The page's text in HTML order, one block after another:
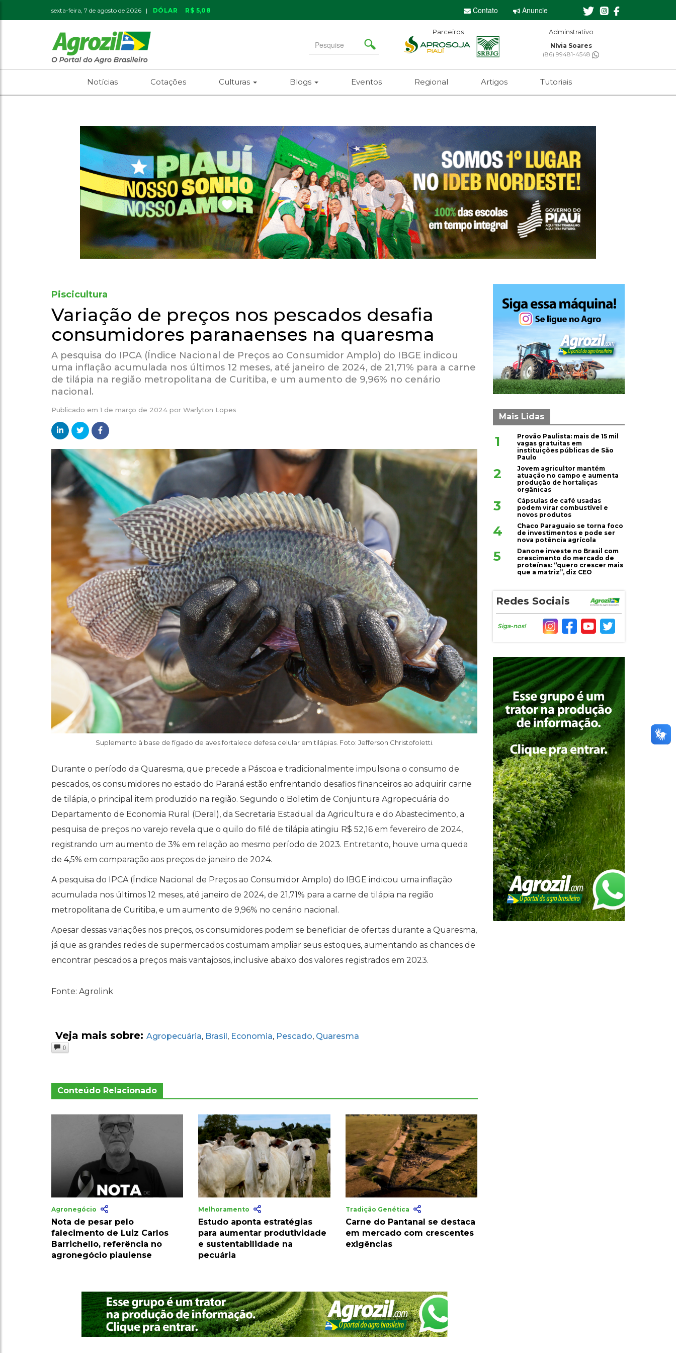
sexta-feira, 7 de agosto de 2026 | DÓLAR R$ 5,08 Contato Anuncie
Search
for
Parceiros Editor-chefe
Sebastian Eugênio
(61) 99650-2473
Adminstrativo
Nívia Soares
(86) 99481-4548
Notícias Cotações Culturas Blogs Eventos Regional Artigos Tutoriais
Piscicultura
Variação de preços nos pescados desafia
consumidores paranaenses na quaresma
A pesquisa do IPCA (Índice Nacional de Preços ao Consumidor Amplo) do IBGE indicou
uma inflação acumulada nos últimos 12 meses, até janeiro de 2024, de 21,71% para a carne
de tilápia na região metropolitana de Curitiba, e um aumento de 9,96% no cenário
nacional.
Publicado em1 de março de 2024 por Warlyton Lopes
Suplemento à base de fígado de aves fortalece defesa celular em tilápias. Foto: Jefferson Christofoletti.
Durante o período da Quaresma, que precede a Páscoa e tradicionalmente impulsiona o consumo de
pescados, os consumidores no estado do Paraná estão enfrentando desafios financeiros ao adquirir carne
de tilápia, o principal item produzido na região. Segundo o Boletim de Conjuntura Agropecuária do
Departamento de Economia Rural (Deral), da Secretaria Estadual da Agricultura e do Abastecimento, a
pesquisa de preços no varejo revela que o quilo do filé de tilápia atingiu R$ 52,16 em fevereiro de 2024,
registrando um aumento de 3% em relação ao mesmo período de 2023. Entretanto, houve uma queda
de 4,5% em comparação aos preços de janeiro de 2024.
A pesquisa do IPCA (Índice Nacional de Preços ao Consumidor Amplo) do IBGE indicou uma inflação
acumulada nos últimos 12 meses, até janeiro de 2024, de 21,71% para a carne de tilápia na região
metropolitana de Curitiba, e um aumento de 9,96% no cenário nacional.
Apesar dessas variações nos preços, os consumidores podem se beneficiar de ofertas durante a Quaresma,
já que as grandes redes de supermercados costumam ampliar seus estoques, aumentando as chances de
encontrar pescados a preços mais vantajosos, inclusive abaixo dos valores registrados em 2023.
Fonte: Agrolink
Veja mais sobre: Agropecuária, Brasil, Economia, Pescado, Quaresma
0
Conteúdo Relacionado
Agronegócio
Nota de pesar pelo
falecimento de Luiz Carlos
Barrichello, referência no
agronegócio piauiense
Melhoramento
Estudo aponta estratégias
para aumentar produtividade
e sustentabilidade na
pecuária
Tradição Genética
Carne do Pantanal se destaca
em mercado com crescentes
exigências
Mais Lidas
1
Provão Paulista: mais de 15 mil
vagas gratuitas em
instituições públicas de São
Paulo
2
Jovem agricultor mantém
atuação no campo e aumenta
produção de hortaliças
orgânicas
3
Cápsulas de café usadas
podem virar combustível e
novos produtos
4
Chaco Paraguaio se torna foco
de investimentos e pode ser
nova potência agrícola
5
Danone investe no Brasil com
crescimento do mercado de
proteínas: “quero crescer mais
que a matriz”, diz CEO
Redes Sociais
Siga-nos!